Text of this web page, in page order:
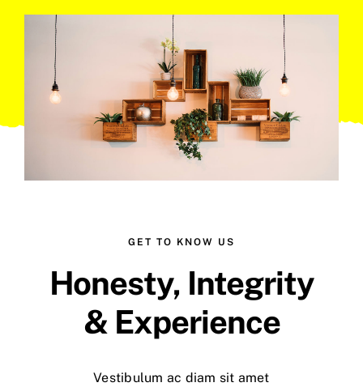
GET TO KNOW US
Honesty, Integrity
& Experience
Vestibulum ac diam sit amet